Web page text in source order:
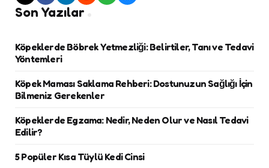
Son Yazılar
Köpeklerde Böbrek Yetmezliği: Belirtiler, Tanı ve Tedavi
Yöntemleri
Köpek Maması Saklama Rehberi: Dostunuzun Sağlığı İçin
Bilmeniz Gerekenler
Köpeklerde Egzama: Nedir, Neden Olur ve Nasıl Tedavi
Edilir?
5 Popüler Kısa Tüylü Kedi Cinsi